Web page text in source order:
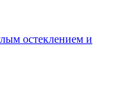
остеклением и